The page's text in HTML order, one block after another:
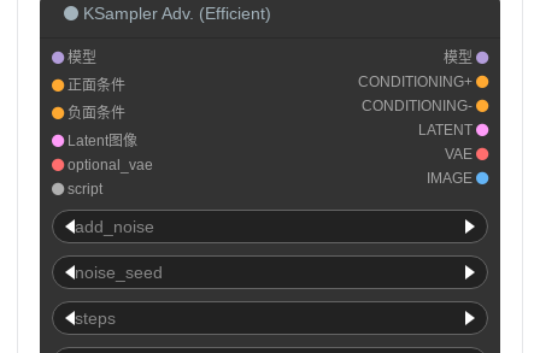
KSampler Adv. (Efficient)
模型
正面条件
负面条件
Latent图像
optional_vae
script
模型
CONDITIONING+
CONDITIONING-
LATENT
VAE
IMAGE
add_noise
noise_seed
steps